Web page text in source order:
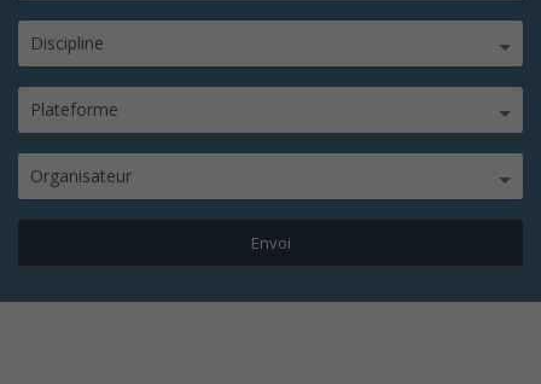
Discipline
Plateforme
Organisateur